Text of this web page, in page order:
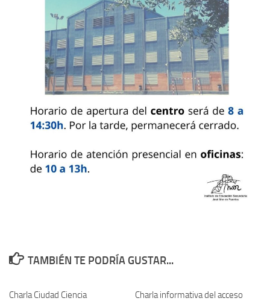
TAMBIÉN TE PODRÍA GUSTAR...
Charla Ciudad Ciencia
Charla informativa del acceso